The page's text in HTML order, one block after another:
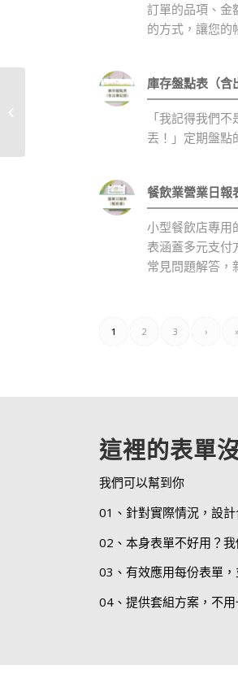
訂單的品項、金
的方式，讓您的
庫存盤點表（含
「我記得我們
丟！」定期盤點
餐飲業營業日報
小型餐飲店專用
表涵蓋多元支付
常見問題解答，
1 2 3 › »
這裡的表單
我們可以幫到你
01、針對實際情況，設
02、本身表單不好用？
03、有效應用每份表單
04、提供套組方案，不
開閉店流程檢核表(服飾